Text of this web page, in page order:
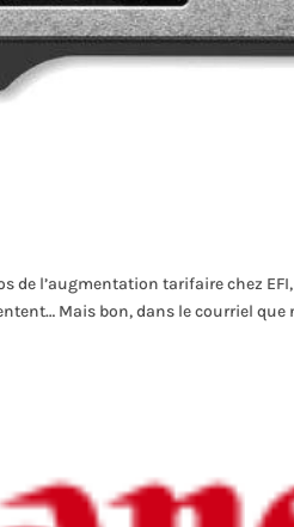
de l’augmentation tarifaire chez
Mais bon, dans le courriel que